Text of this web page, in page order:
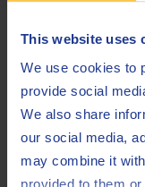
This website uses
We use cookies to
provide social
We also share
our social media,
may combine it
specificaties voor
– Juli 2026: Alle
worden buiten
Opvallend is dat
motoren met
moeten uiterlijk